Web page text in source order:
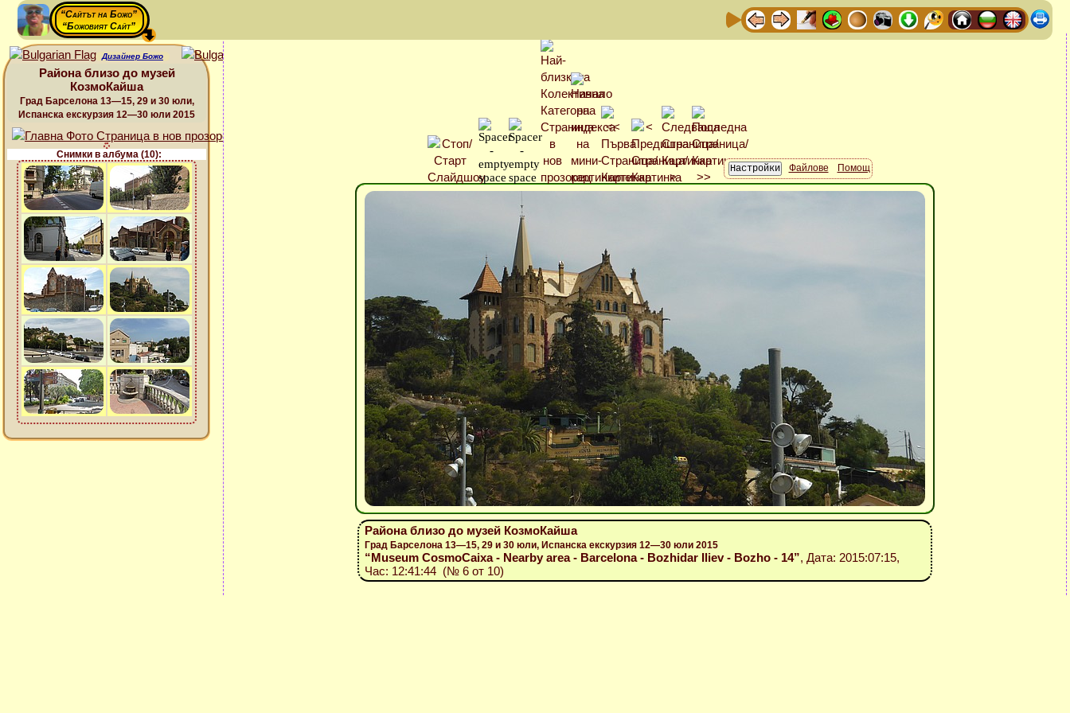
“Сайтът на Божо”
“Божовият Сайт”
Дизайнер Божо
Района близо до музей
КозмоКайша
Град Барселона 13—15, 29 и 30 юли,
Испанска екскурзия 12—30 юли 2015
Снимки в албума (10):
Файлове
Помощ
Района близо до музей КозмоКайша
Град Барселона 13—15, 29 и 30 юли, Испанска екскурзия 12—30 юли 2015
“Museum CosmoCaixa - Nearby area - Barcelona - Bozhidar Iliev - Bozho - 14”, Дата: 2015:07:15,
Час: 12:41:44 (№ 6 от 10)